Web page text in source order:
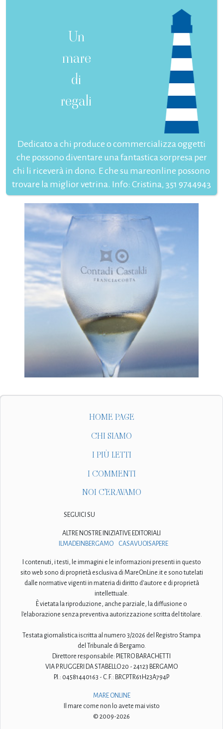
Un
mare
di
regali
Dedicato a chi produce o commercializza oggetti
che possono diventare una fantastica sorpresa per
chi li riceverà in dono. E che su mareonline possono
trovare la miglior vetrina. Info: Cristina, 351 9744943
HOME PAGE
CHI SIAMO
I PIÙ LETTI
I COMMENTI
NOI C'ERAVAMO
SEGUICI SU
ALTRE NOSTRE INIZIATIVE EDITORIALI
ILMADEINBERGAMO
CASAVUOISAPERE
I contenuti, i testi, le immagini e le informazioni presenti in questo
sito web sono di proprietà esclusiva di MareOnLine.it e sono tutelati
dalle normative vigenti in materia di diritto d'autore e di proprietà
intellettuale.
È vietata la riproduzione, anche parziale, la diffusione o
l'elaborazione senza preventiva autorizzazione scritta del titolare.
Testata giornalistica iscritta al numero 3/2026 del Registro Stampa
del Tribunale di Bergamo.
Direttore responsabile: PIETRO BARACHETTI
VIA P. RUGGERI DA STABELLO 20 - 24123 BERGAMO
P.I.: 04581440163 - C.F.: BRCPTR61H23A794P
MARE ONLINE
Il mare come non lo avete mai visto
© 2009-2026